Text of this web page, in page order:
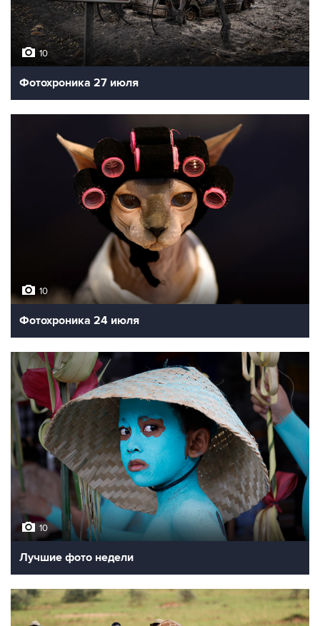
10
Фотохроника 27 июля
10
Фотохроника 24 июля
10
Лучшие фото недели